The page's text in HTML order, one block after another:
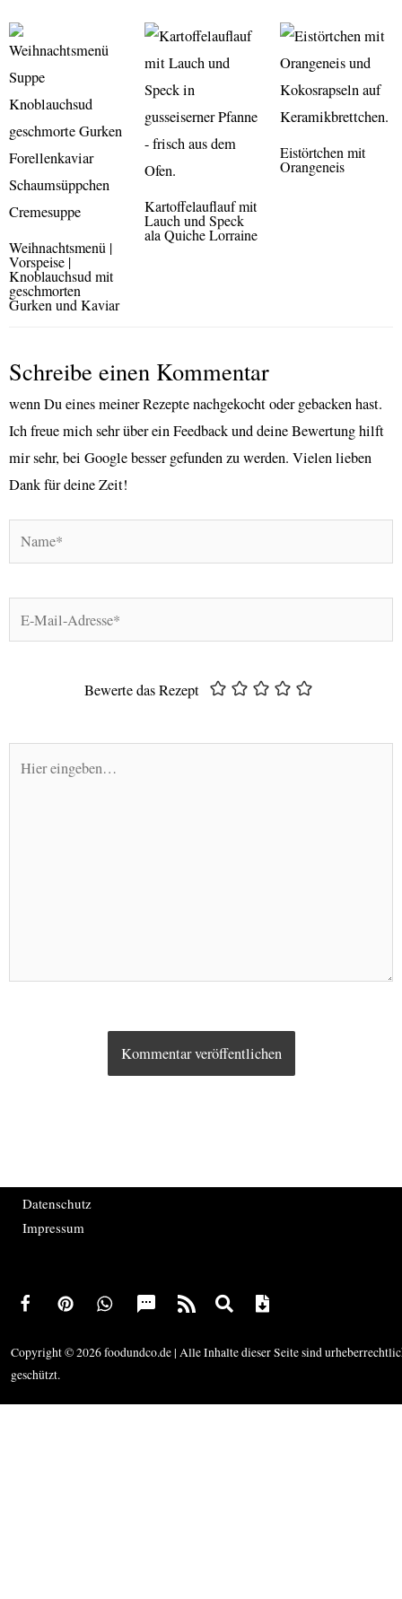
Weihnachtsmenü |
Vorspeise |
Knoblauchsud mit
geschmorten
Gurken und Kaviar
Kartoffelauflauf mit
Lauch und Speck
ala Quiche Lorraine
Eistörtchen mit
Orangeneis
Schreibe einen Kommentar
wenn Du eines meiner Rezepte nachgekocht oder gebacken hast.
Ich freue mich sehr über ein Feedback und deine Bewertung hilft
mir sehr, bei Google besser gefunden zu werden. Vielen lieben
Dank für deine Zeit!
Name*
E-
Mail-
Bewerte das Rezept
eingeben…
Datenschutz
Impressum
Copyright © 2026 foodundco.de | Alle Inhalte dieser Seite sind
geschützt.